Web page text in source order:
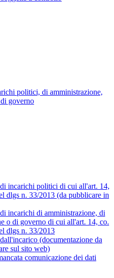
politici, di amministrazione,
governo
incarichi politici di cui all'art. 14,
dlgs n. 33/2013 (da pubblicare in
incarichi di amministrazione, di
o di governo di cui all'art. 14, co.
dlgs n. 33/2013
(documentazione da
sul sito web)
comunicazione dei dati